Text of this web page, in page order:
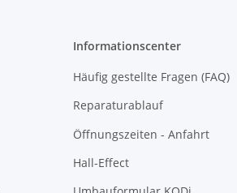
Informationscenter
Häufig gestellte Fragen (FAQ)
Reparaturablauf
Öffnungszeiten - Anfahrt
Hall-Effect